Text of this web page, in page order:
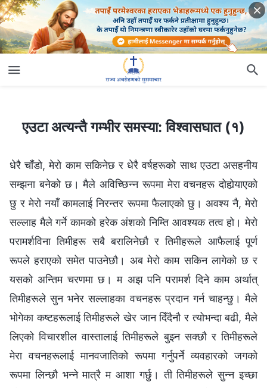
एउटा अत्यन्तै गम्भीर समस्या: विश्‍वासघात (१)
एउटा अत्यन्तै गम्भीर समस्या: विश्‍वासघात (१)
धेरै चाँडो, मेरो काम सकिनेछ र धेरै वर्षहरूको साथ एउटा असहनीय
सम्झना बनेको छ। मैले अविच्छिन्‍न रूपमा मेरा वचनहरू दोहोर्‍याएको
छु र मेरो नयाँ कामलाई निरन्तर रूपमा फैलाएको छु। अवश्य नै, मेरो
सल्लाह मैले गर्ने कामको हरेक अंशको निम्ति आवश्यक तत्व हो। मेरो
परामर्शविना तिमीहरू सबै बरालिनेछौ र तिमीहरूले आफैलाई पूर्ण
रूपले हराएको समेत पाउनेछौ। अब मेरो काम सकिन लागेको छ र
यसको अन्तिम चरणमा छ। म अझ पनि परामर्श दिने काम अर्थात्
तिमीहरूले सुन भनेर सल्लाहका वचनहरू प्रदान गर्न चाहन्छु। मैले
भोगेका कष्टहरूलाई तिमीहरूले खेर जान दिँदैनौ र त्योभन्दा बढी, मैले
लिएको विचारशील वास्तालाई तिमीहरूले बुझ्‍न सक्छौ र तिमीहरूले
मेरा वचनहरूलाई मानवजातिको रूपमा गर्नुपर्ने व्यवहारको जगको
रूपमा लिन्छौ भन्‍ने मात्रै म आशा गर्छु। ती तिमीहरूले सुन्‍न इच्छा